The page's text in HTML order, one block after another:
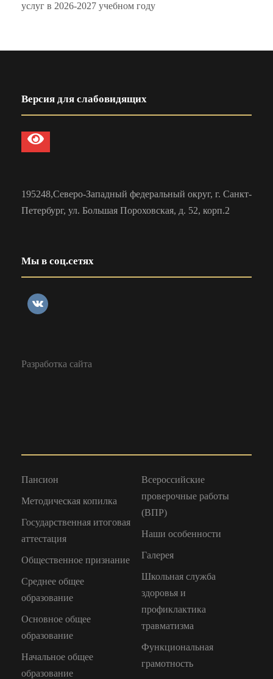
услуг в 2026-2027 учебном году
Версия для слабовидящих
195248,Северо-Западный федеральный округ, г. Санкт-
Петербург, ул. Большая Пороховская, д. 52, корп.2
Мы в соц.сетях
Разработка сайта
Пансион
Методическая копилка
Государственная итоговая
аттестация
Общественное признание
Среднее общее
образование
Основное общее
образование
Начальное общее
образование
Всероссийские
проверочные работы
(ВПР)
Наши особенности
Галерея
Школьная служба
здоровья и
профиклактика
травматизма
Функциональная
грамотность